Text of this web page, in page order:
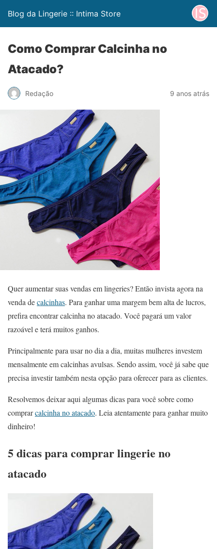
Blog da Lingerie :: Intima Store
Como Comprar Calcinha no
Atacado?
Redação 9 anos atrás
Quer aumentar suas vendas em lingeries? Então invista agora na
venda decalcinhas. Para ganhar uma margem bem alta de lucros,
prefira encontrar calcinha no atacado. Você pagará um valor
razoável e terá muitos ganhos.
Principalmente para usar no dia a dia, muitas mulheres investem
mensalmente em calcinhas avulsas. Sendo assim, você já sabe que
precisa investir também nesta opção para oferecer para as clientes.
Resolvemos deixar aqui algumas dicas para você sobre como
comprarcalcinha no atacado. Leia atentamente para ganhar muito
dinheiro!
5 dicas para comprar lingerie no
atacado